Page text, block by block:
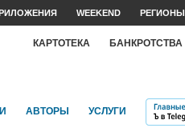
WEEKEND РЕГИОНЫ
КАРТОТЕКА БАНКРОТСТВА
АВТОРЫ УСЛУГИ